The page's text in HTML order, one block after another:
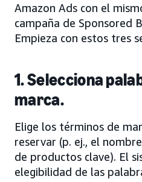
Amazon Ads con el
campaña de Sponsored
Empieza con estos tres
1. Selecciona
marca.
Elige los términos de
reservar (p. ej., el
de productos clave). El
elegibilidad de las